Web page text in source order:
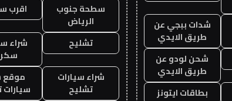
شدات ببجي عن
طريق الايدي
شحن لودو عن
طريق الايدي
بطاقات ايتونز
سطحة جنوب
الرياض
اقرب
تشليح
شراء
شراء سيارات
تشليح
موقع